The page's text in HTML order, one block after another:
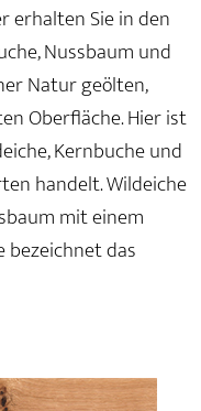
erhalten Sie in den
Nussbaum und
Natur geölten,
Oberfläche. Hier ist
Kernbuche und
handelt. Wildeiche
mit einem
das